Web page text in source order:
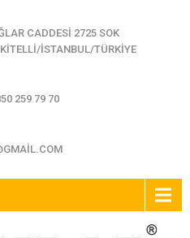
CADDESİ 2725 SOK
İSTANBUL/TÜRKİYE
259 79 70